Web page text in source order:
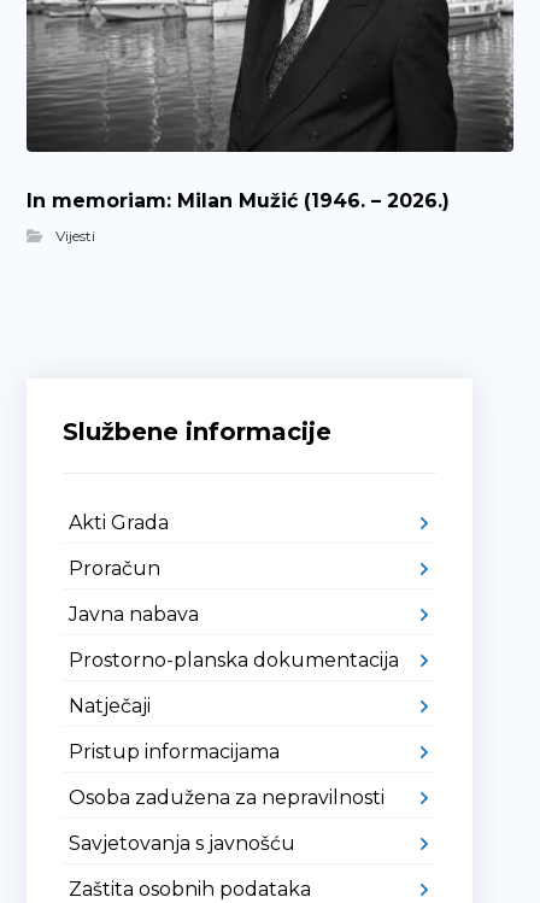
In memoriam: Milan Mužić (1946. – 2026.)
Vijesti
Službene informacije
Akti Grada
Proračun
Javna nabava
Prostorno-planska dokumentacija
Natječaji
Pristup informacijama
Osoba zadužena za nepravilnosti
Savjetovanja s javnošću
Zaštita osobnih podataka